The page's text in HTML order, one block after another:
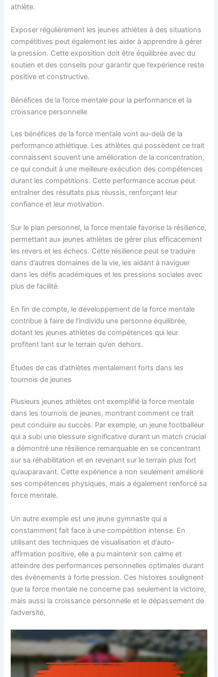
athlète.
Exposer régulièrement les jeunes athlètes à des situations
compétitives peut également les aider à apprendre à gérer
la pression. Cette exposition doit être équilibrée avec du
soutien et des conseils pour garantir que l’expérience reste
positive et constructive.
Bénéfices de la force mentale pour la performance et la
croissance personnelle
Les bénéfices de la force mentale vont au-delà de la
performance athlétique. Les athlètes qui possèdent ce trait
connaissent souvent une amélioration de la concentration,
ce qui conduit à une meilleure exécution des compétences
durant les compétitions. Cette performance accrue peut
entraîner des résultats plus réussis, renforçant leur
confiance et leur motivation.
Sur le plan personnel, la force mentale favorise la résilience,
permettant aux jeunes athlètes de gérer plus efficacement
les revers et les échecs. Cette résilience peut se traduire
dans d’autres domaines de la vie, les aidant à naviguer
dans les défis académiques et les pressions sociales avec
plus de facilité.
En fin de compte, le développement de la force mentale
contribue à faire de l’individu une personne équilibrée,
dotant les jeunes athlètes de compétences qui leur
profitent tant sur le terrain qu’en dehors.
Études de cas d’athlètes mentalement forts dans les
tournois de jeunes
Plusieurs jeunes athlètes ont exemplifié la force mentale
dans les tournois de jeunes, montrant comment ce trait
peut conduire au succès. Par exemple, un jeune footballeur
qui a subi une blessure significative durant un match crucial
a démontré une résilience remarquable en se concentrant
sur sa réhabilitation et en revenant sur le terrain plus fort
qu’auparavant. Cette expérience a non seulement amélioré
ses compétences physiques, mais a également renforcé sa
force mentale.
Un autre exemple est une jeune gymnaste qui a
constamment fait face à une compétition intense. En
utilisant des techniques de visualisation et d’auto-
affirmation positive, elle a pu maintenir son calme et
atteindre des performances personnelles optimales durant
des événements à forte pression. Ces histoires soulignent
que la force mentale ne concerne pas seulement la victoire,
mais aussi la croissance personnelle et le dépassement de
l’adversité.